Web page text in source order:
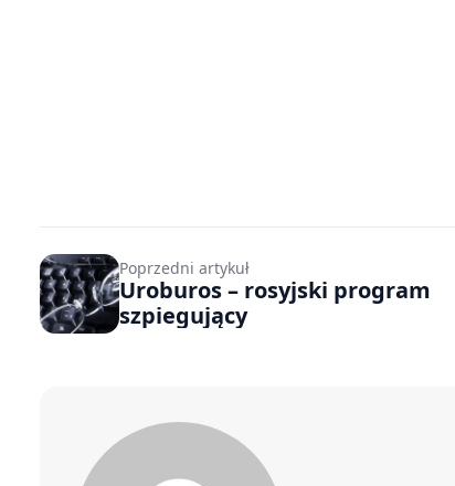
Poprzedni artykuł
Uroburos – rosyjski program
szpiegujący